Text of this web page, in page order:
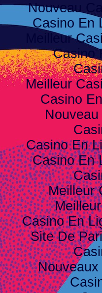
Nouveau
Casino En
Meilleur
Casino
Meilleur
Casino
Casino En
Casino En
Meilleur
Casino En
Site De